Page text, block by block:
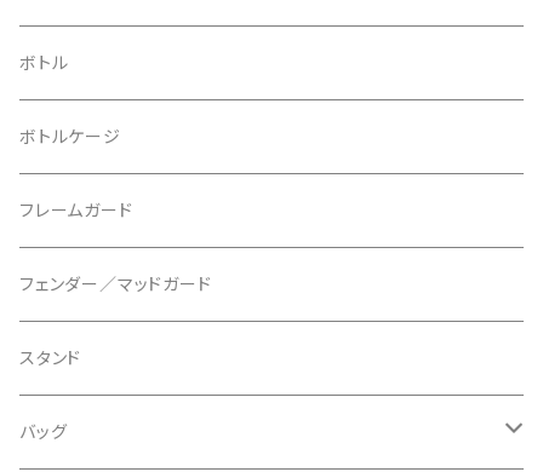
BURGTEC/バーグテック
BUSCH＋MULLER/ブッシュ＆ミュラー
CAMELBAK/キャメルバッグ
CERAMIC SPEED/セラミックスピード
CHRIS KING/クリスキング
CHROMAG/クロマグ
ブレーキローター
ブレーキパッド
ディレーラーハンガー
トップキャップ
ベル
ボトムブラケット
リアディレーラー
チェーン
フラットペダル
クリート
700c
29" / 27.5"
〜26"
タイヤインサート
リムテープ
チューブレスバルブ/ バルブキャップ
ボトル
ボトルケージ
フレームガード
フェンダー／マッドガード
スタンド
バッグ